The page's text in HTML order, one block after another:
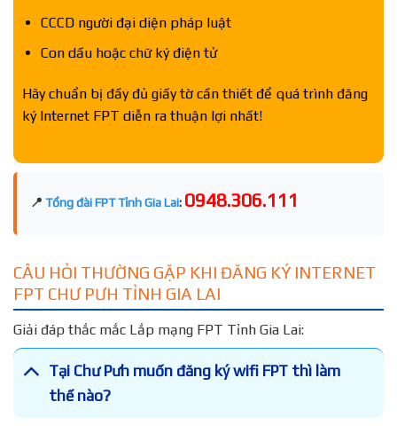
CCCD người đại diện pháp luật
Con dấu hoặc chữ ký điện tử
Hãy chuẩn bị đầy đủ giấy tờ cần thiết để quá trình đăng
ký Internet FPT diễn ra thuận lợi nhất!
📍 Tổng đài FPT Tỉnh Gia Lai: 0948.306.111
CÂU HỎI THƯỜNG GẶP KHI ĐĂNG KÝ INTERNET
FPT CHƯ PƯH TỈNH GIA LAI
Giải đáp thắc mắc Lắp mạng FPT Tỉnh Gia Lai:
Tại Chư Pưh muốn đăng ký wifi FPT thì làm
thế nào?